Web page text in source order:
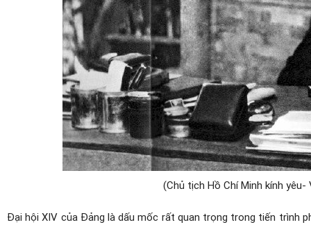
(Chủ tịch Hồ Chí Minh kính
Đại hội XIV của Đảng là dấu mốc rất quan trọng trong tiến trình